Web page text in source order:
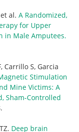
al. A Randomized,
for Upper
in Male Amputees.
Carrillo S, Garcia
Stimulation
Mine Victims: A
Sham-Controlled
Deep brain